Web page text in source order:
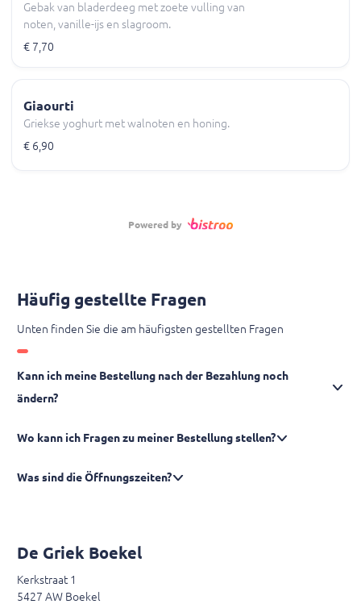
Gebak van bladerdeeg met zoete vulling van
noten, vanille-ijs en slagroom.
€ 7,70
Giaourti
Griekse yoghurt met walnoten en honing.
€ 6,90
Powered by
Häufig gestellte Fragen
Unten finden Sie die am häufigsten gestellten Fragen
Kann ich meine Bestellung nach der Bezahlung noch
ändern?
Wo kann ich Fragen zu meiner Bestellung stellen?
Was sind die Öffnungszeiten?
De Griek Boekel
Kerkstraat 1
5427 AW Boekel